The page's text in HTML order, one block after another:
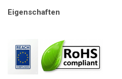
Eigenschaften